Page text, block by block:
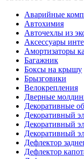
Аварийные
Автохимия
Авточехлы из
Аксессуары
Амортизаторы
Багажник
Боксы на крышу
Брызговики
Велокрепления
Дверные
Декоративные
Декоративный
Декоративный
Декоративный
Дефлектор
Дефлектор